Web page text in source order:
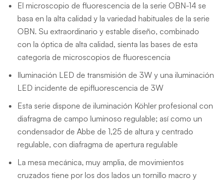
El microscopio de fluorescencia de la serie OBN-14 se
basa en la alta calidad y la variedad habituales de la serie
OBN. Su extraordinario y estable diseño, combinado
con la óptica de alta calidad, sienta las bases de esta
categoría de microscopios de fluorescencia
Iluminación LED de transmisión de 3W y una iluminación
LED incidente de epifluorescencia de 3W
Esta serie dispone de iluminación Köhler profesional con
diafragma de campo luminoso regulable; así como un
condensador de Abbe de 1,25 de altura y centrado
regulable, con diafragma de apertura regulable
La mesa mecánica, muy amplia, de movimientos
cruzados tiene por los dos lados un tornillo macro y